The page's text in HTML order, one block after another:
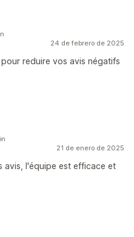
24 de febrero de 2025
reduire vos avis négatifs
21 de enero de 2025
avis, l'équipe est efficace et